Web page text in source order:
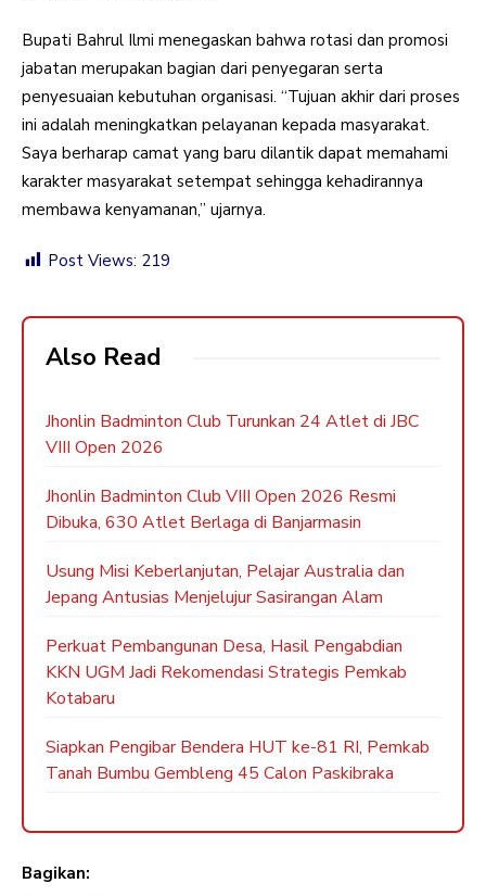
Bupati Bahrul Ilmi menegaskan bahwa rotasi dan promosi
jabatan merupakan bagian dari penyegaran serta
penyesuaian kebutuhan organisasi. “Tujuan akhir dari proses
ini adalah meningkatkan pelayanan kepada masyarakat.
Saya berharap camat yang baru dilantik dapat memahami
karakter masyarakat setempat sehingga kehadirannya
membawa kenyamanan,” ujarnya.
Post Views: 219
Also Read
Jhonlin Badminton Club Turunkan 24 Atlet di JBC
VIII Open 2026
Jhonlin Badminton Club VIII Open 2026 Resmi
Dibuka, 630 Atlet Berlaga di Banjarmasin
Usung Misi Keberlanjutan, Pelajar Australia dan
Jepang Antusias Menjelujur Sasirangan Alam
Perkuat Pembangunan Desa, Hasil Pengabdian
KKN UGM Jadi Rekomendasi Strategis Pemkab
Kotabaru
Siapkan Pengibar Bendera HUT ke-81 RI, Pemkab
Tanah Bumbu Gembleng 45 Calon Paskibraka
Bagikan: